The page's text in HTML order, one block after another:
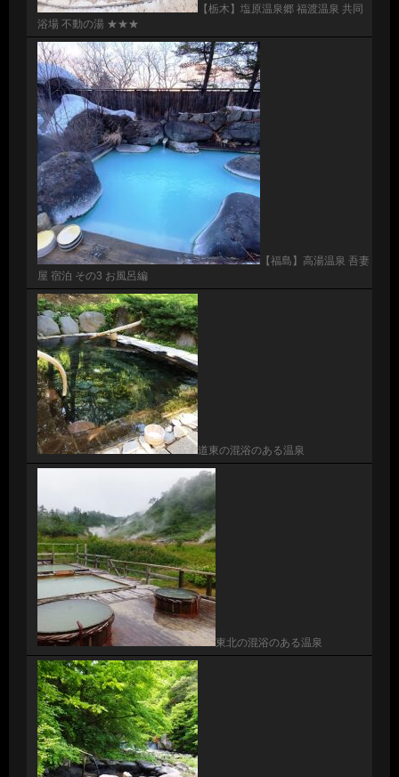
【栃木】塩原温泉郷 福渡温泉 共同
浴場 不動の湯 ★★★
【福島】高湯温泉 吾妻
屋 宿泊 その3 お風呂編
道東の混浴のある温泉
東北の混浴のある温泉